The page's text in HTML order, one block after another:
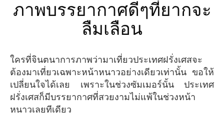
ภาพบรรยากาศดีๆที่ยากจะ
ลืมเลือน
ใครที่จินตนาการภาพว่ามาเที่ยวประเทศฝรั่งเศสจะ
ต้องมาเที่ยวเฉพาะหน้าหนาวอย่างเดียวเท่านั้น ขอให้
เปลี่ยนใจได้เลย เพราะในช่วงซัมเมอร์นั้น ประเทศ
ฝรั่งเศสก็มีบรรยากาศที่สวยงามไม่แพ้ในช่วงหน้า
หนาวเลยทีเดียว